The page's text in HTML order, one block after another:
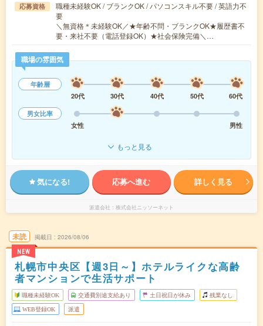
応募資格
職種未経験OK / ブランクOK / パソコンスキル不要 / 英語力不
要
＼無資格＊未経験OK／★年齢不問・ブランクOK★履歴書不
要・来社不要（電話登録OK）★社会保険完備＼…
職場の雰囲気
年齢層
20代
30代 40代 50代
60代
男女比率
女性
男性
もっと見る
気になる! 応募へ進む 詳しく見る
派遣会社 株式会社ニッソーネット
未読
NEW
掲載日 2026/08/06
札幌市中央区【週3日～】ホテルライクな高齢
者マンションで生活サポート
職種未経験OK 交通費別途支給あり 土日祝日が休み 残業なし
WEB登録OK 派遣